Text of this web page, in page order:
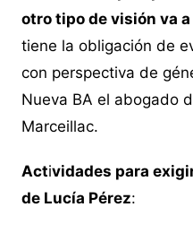
otro tipo de visión va
tiene la obligación de
con perspectiva de
Nueva BA el abogado
Marceillac.
Actividades para
de Lucía Pérez: